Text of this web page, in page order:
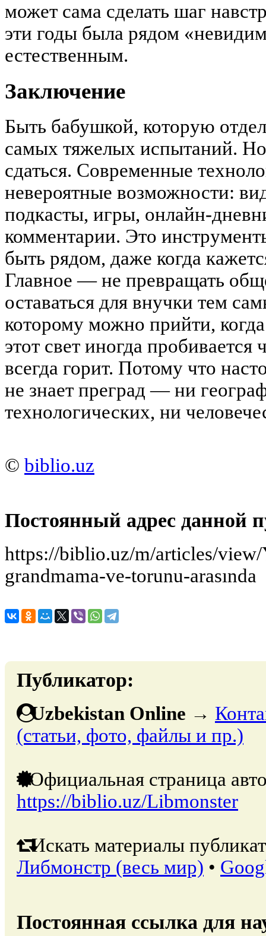
может сама сделать шаг
эти годы была рядом
естественным.
Заключение
Быть бабушкой, которую
самых тяжелых испытаний.
сдаться. Современные
невероятные возможности:
подкасты, игры, онлайн-
комментарии. Это
быть рядом, даже когда
Главное — не превращать
оставаться для внучки тем
которому можно прийти,
этот свет иногда
всегда горит. Потому что
не знает преград — ни
технологических, ни
© biblio.uz
Постоянный адрес данной
https://biblio.uz/m/articles/
grandmama-ve-torunu-arasında
Публикатор:
Uzbekistan Online →
(статьи, фото, файлы и пр.)
Официальная страница
https://biblio.uz/Libmonster
Искать материалы
Либмонстр (весь мир) •
Постоянная ссылка для